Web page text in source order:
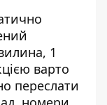
1
варто
переслати